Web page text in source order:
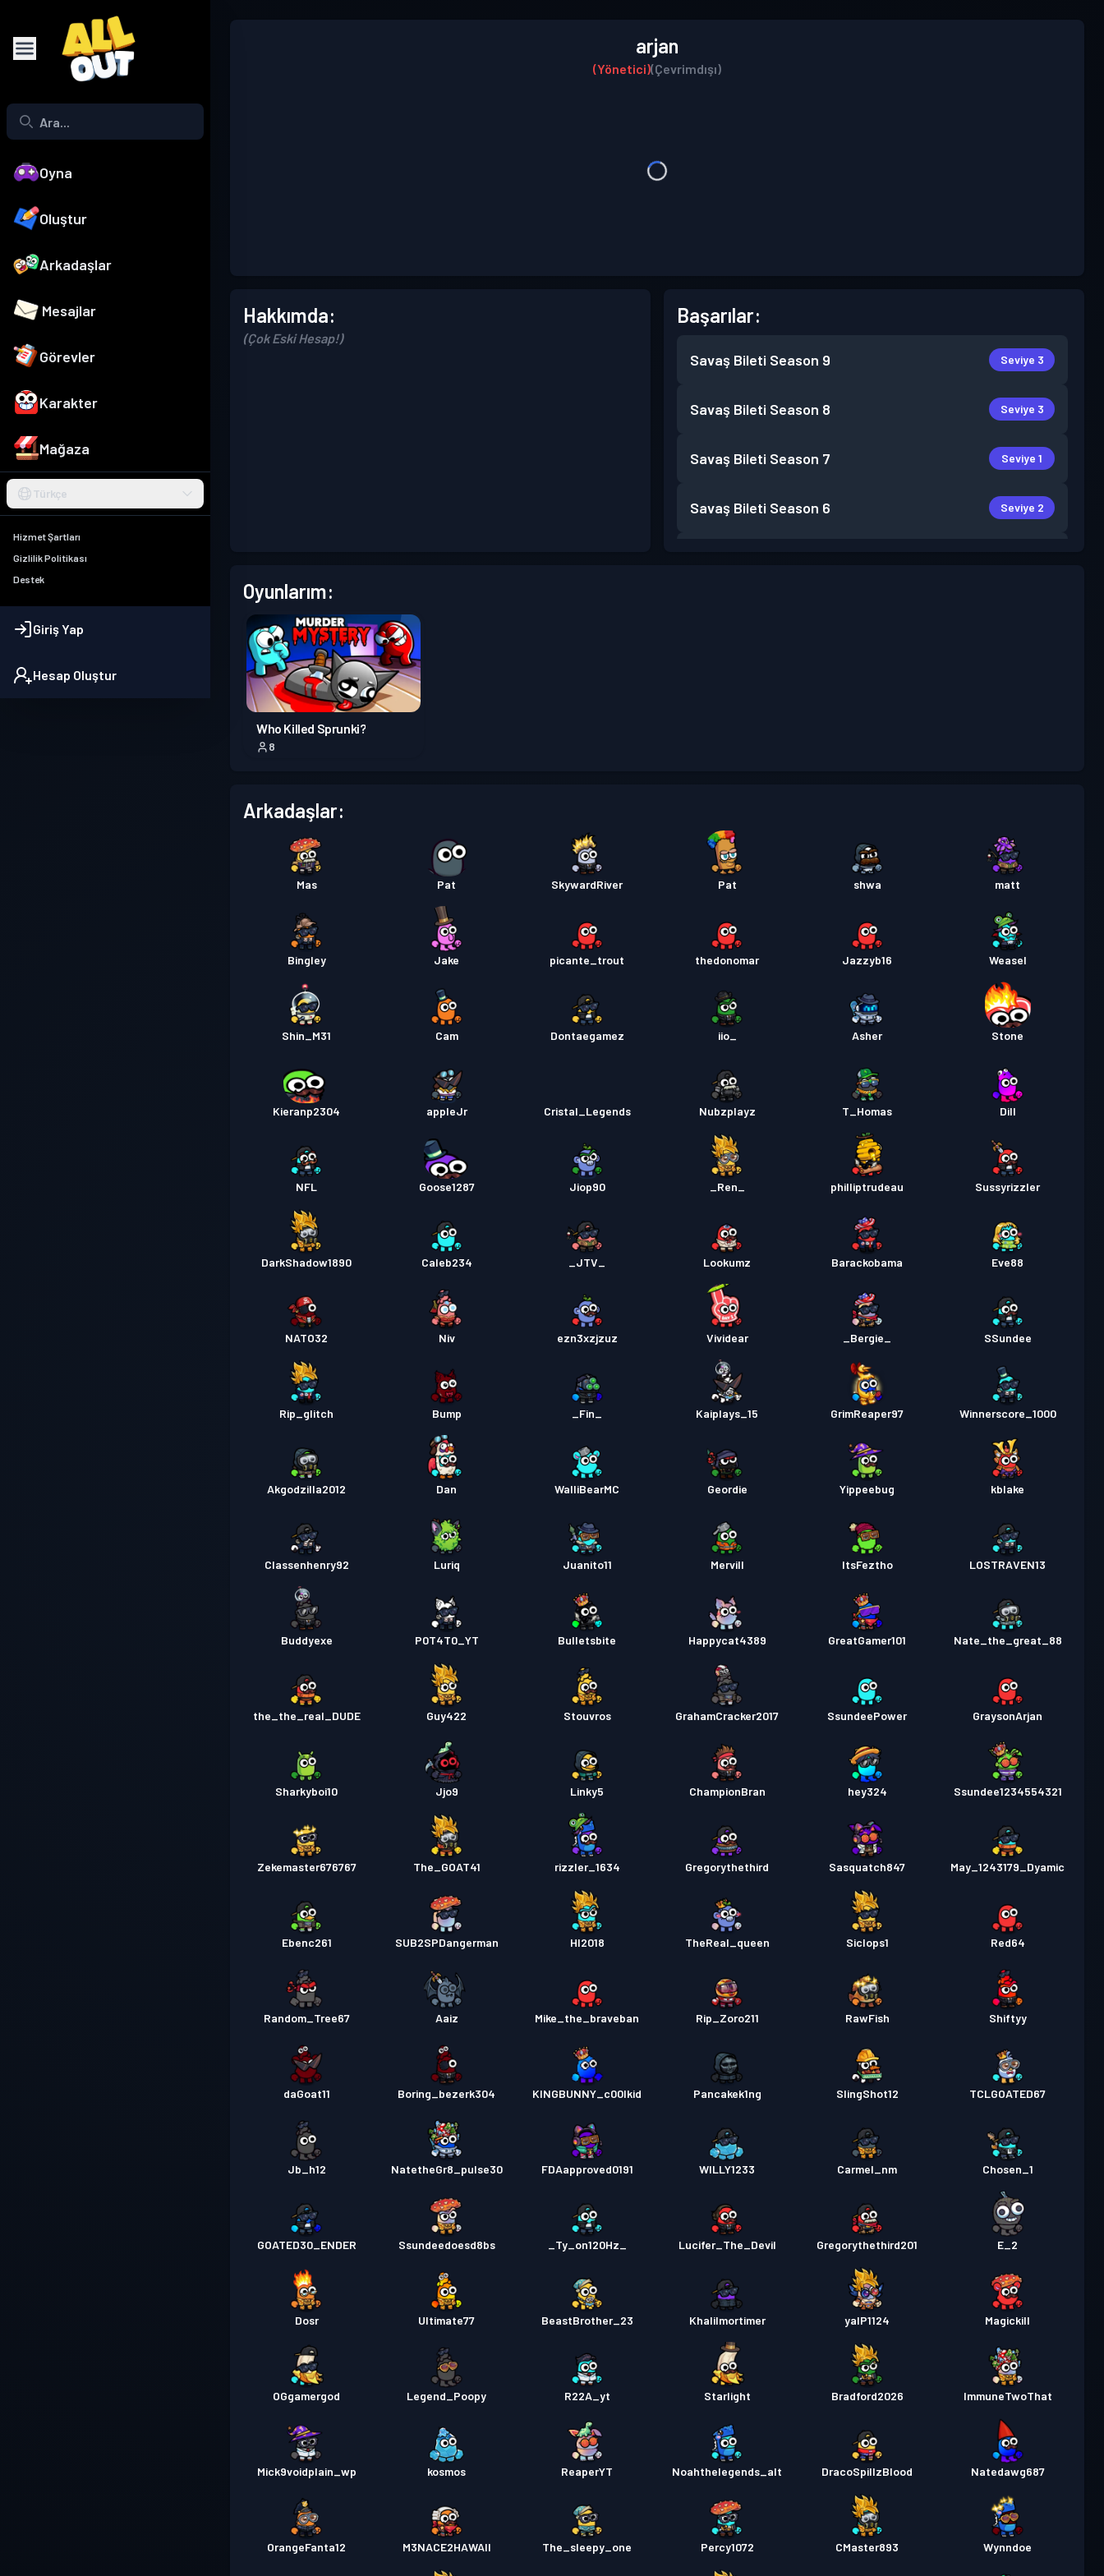
Oyna
Oluştur
Arkadaşlar
Mesajlar
Görevler
Karakter
Mağaza
Türkçe
Hizmet Şartları
Gizlilik Politikası
Destek
Giriş Yap
Hesap Oluştur
arjan
(Yönetici)(Çevrimdışı)
Hakkımda:
(Çok Eski Hesap!)
Başarılar:
Savaş Bileti Season 9 Seviye 3
Savaş Bileti Season 8 Seviye 3
Savaş Bileti Season 7 Seviye 1
Savaş Bileti Season 6 Seviye 2
Oyunlarım:
Who Killed Sprunki?
8
Arkadaşlar:
Mas Pat SkywardRiver Pat shwa matt
Bingley Jake picante_trout thedonomar Jazzyb16 Weasel
Shin_M31 Cam Dontaegamez iio_ Asher Stone
Kieranp2304 appleJr Cristal_Legends Nubzplayz T_Homas Dill
NFL Goose1287 Jiop90 _Ren_ philliptrudeau Sussyrizzler
DarkShadow1890 Caleb234 _JTV_ Lookumz Barackobama Eve88
NATO32 Niv ezn3xzjzuz Vividear _Bergie_ SSundee
Rip_glitch Bump _Fin_ Kaiplays_15 GrimReaper97 Winnerscore_1000
Akgodzilla2012 Dan WalliBearMC Geordie Yippeebug kblake
Classenhenry92 Luriq Juanito11 Mervill ItsFeztho LOSTRAVEN13
Buddyexe P0T4T0_YT Bulletsbite Happycat4389 GreatGamer101 Nate_the_great_88
the_the_real_DUDE Guy422 Stouvros GrahamCracker2017 SsundeePower GraysonArjan
Sharkyboi10 Jjo9 Linky5 ChampionBran hey324 Ssundee1234554321
Zekemaster676767 The_GOAT41 rizzler_1634 Gregorythethird Sasquatch847 May_1243179_Dyamic
Ebenc261 SUB2SPDangerman HI2018 TheReal_queen Siclops1 Red64
Random_Tree67 Aaiz Mike_the_braveban Rip_Zoro211 RawFish Shiftyy
daGoat11 Boring_bezerk304 KINGBUNNY_c00lkid Pancakek1ng SlingShot12 TCLGOATED67
Jb_h12 NatetheGr8_pulse30 FDAapproved0191 WILLY1233 Carmel_nm Chosen_1
GOATED30_ENDER Ssundeedoesd8bs _Ty_on120Hz_ Lucifer_The_Devil Gregorythethird201 E_2
Dosr Ultimate77 BeastBrother_23 Khalilmortimer yalP1124 Magickill
OGgamergod Legend_Poopy R22A_yt Starlight Bradford2026 ImmuneTwoThat
Mick9voidplain_wp kosmos ReaperYT Noahthelegends_alt DracoSpillzBlood Natedawg687
OrangeFanta12 M3NACE2HAWAII The_sleepy_one Percy1072 CMaster893 Wynndoe